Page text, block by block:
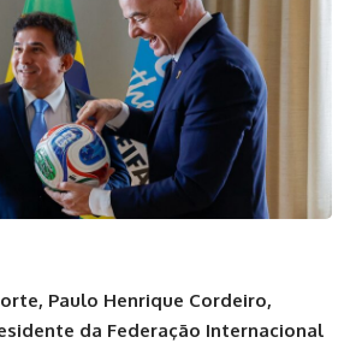
Paulo Henrique Cordeiro,
da Federação Internacional